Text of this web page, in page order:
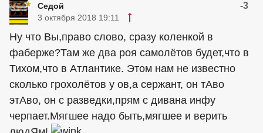
Седой -3
3 октября 2018 19:11
Ну что Вы,право слово, сразу коленкой в
фаберже?Там же два роя самолётов будет,что в
Тихом,что в Атлантике. Этом нам не известно
сколько грохолётов у ов,а сержант, он тАво
этАво, он с разведки,прям с дивана инфу
черпает.Мягшее надо быть,мягшее и верить